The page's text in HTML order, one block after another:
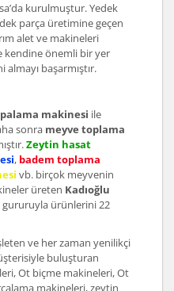
kurulmuştur. Yedek
parça üretimine geçen
alet ve makineleri
kendine önemli bir yer
başarmıştır.
makinesi ile
sonra meyve toplama
Zeytin hasat
, badem toplama
vb. birçok meyvenin
üreten Kadıoğlu
gururuyla ürünlerini 22
ve her zaman yenilikçi
buluşturan
Ot biçme makineleri, Ot
makineleri, zeytin